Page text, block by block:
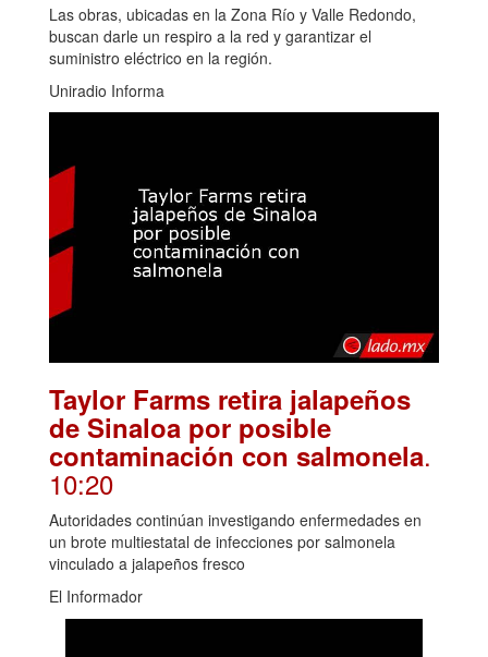
Las obras, ubicadas en la Zona Río y Valle Redondo,
buscan darle un respiro a la red y garantizar el
suministro eléctrico en la región.
Uniradio Informa
Taylor Farms retira jalapeños
de Sinaloa por posible
contaminación con salmonela.
10:20
Autoridades continúan investigando enfermedades en
un brote multiestatal de infecciones por salmonela
vinculado a jalapeños fresco
El Informador